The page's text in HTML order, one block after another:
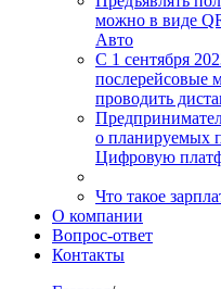
можно в виде
Авто
С 1 сентября
послерейсовые
проводить
о планируемых
Цифровую
Что такое
О компании
Вопрос-ответ
Контакты